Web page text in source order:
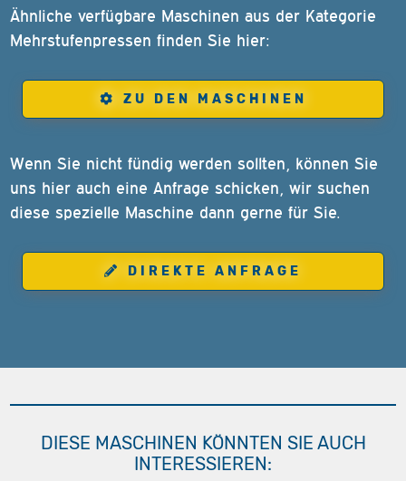
Ähnliche verfügbare Maschinen aus der Kategorie
Mehrstufenpressen finden Sie hier:
ZU DEN MASCHINEN
Wenn Sie nicht fündig werden sollten, können Sie
uns hier auch eine Anfrage schicken, wir suchen
diese spezielle Maschine dann gerne für Sie.
DIREKTE ANFRAGE
DIESE MASCHINEN KÖNNTEN SIE AUCH
INTERESSIEREN: